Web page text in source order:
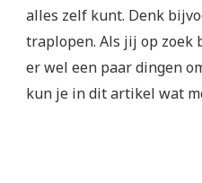
alles zelf kunt. Denk
traplopen. Als jij op
er wel een paar dingen
kun je in dit artikel wat